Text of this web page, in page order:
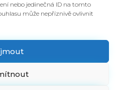
nebo jedinečná ID na tomto
může nepříznivě ovlivnit
ve slovenštině,